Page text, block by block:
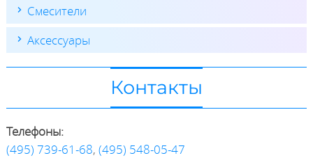
Смесители
Аксессуары
Контакты
Телефоны:
(495) 739-61-68, (495) 548-05-47